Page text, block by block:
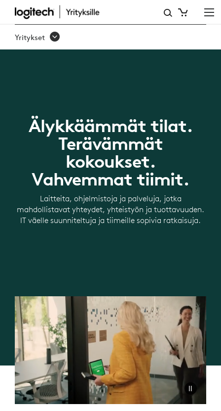
TYÖN
UUSI
LOGIIKKA
Yritykset
Älykkäämmät tilat.
Terävämmät
kokoukset.
Vahvemmat tiimit.
Laitteita, ohjelmistoja ja palveluja, jotka
mahdollistavat yhteydet, yhteistyön ja tuottavuuden.
IT väelle suunniteltuja ja tiimeille sopivia ratkaisuja.